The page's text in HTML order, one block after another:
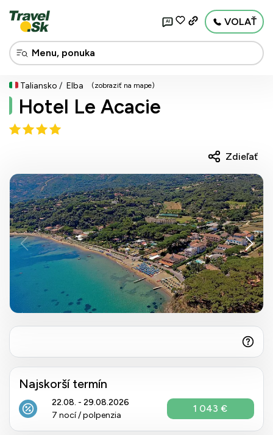
AI VOLAŤ
Taliansko Elba (zobraziť na mape)
Hotel Le Acacie
Zdieľať
Najskorší termín
22.08. - 29.08.2026
7 nocí / polpenzia
1 043 €